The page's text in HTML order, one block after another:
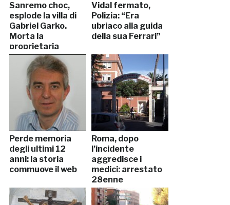
Sanremo choc,
esplode la villa di
Gabriel Garko.
Morta la
proprietaria
Vidal fermato,
Polizia: “Era
ubriaco alla guida
della sua Ferrari”
Perde memoria
degli ultimi 12
anni: la storia
commuove il web
Roma, dopo
l’incidente
aggredisce i
medici: arrestato
28enne